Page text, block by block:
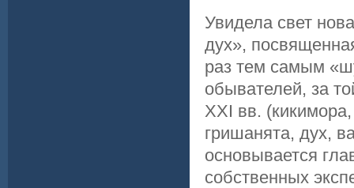
Увидела свет
дух»,
раз тем самым
обывателей, за
XXI вв.
гришанята, дух,
основывается
собственных